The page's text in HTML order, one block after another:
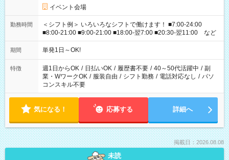
イベント会場
勤務時間
＜シフト例＞ いろいろなシフトで働けます！ ■7:00-24:00
■8:00-21:00 ■9:00-21:00 ■18:00-翌7:00 ■20:30-翌11:00 など
期間 単発1日～OK!
特徴 週1日からOK / 日払いOK / 履歴書不要 / 40～50代活躍中 / 副
業・WワークOK / 服装自由 / シフト勤務 / 電話対応なし / パソ
コンスキル不要
気になる！ 応募する 詳細へ
掲載日：2026.08.08
未読